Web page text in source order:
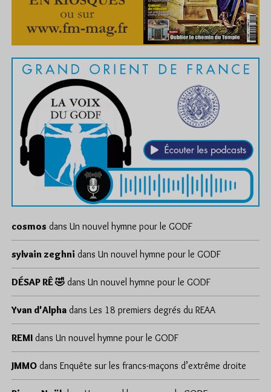
cosmos dans Un nouvel hymne pour le GODF
sylvain zeghni dans Un nouvel hymne pour le GODF
DÉSAP RÊ 🤣 dans Un nouvel hymne pour le GODF
Yvan d'Alpha dans Les 18 premiers degrés du REAA
REMI dans Un nouvel hymne pour le GODF
JMMO dans Enquête sur les francs-maçons d’extrême droite